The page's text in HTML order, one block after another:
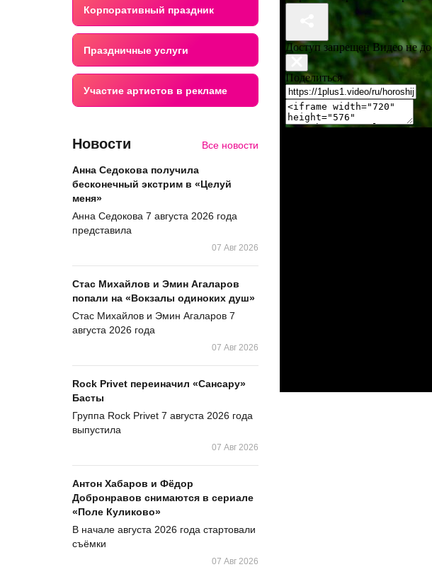
Корпоративный праздник
Праздничные услуги
Участие артистов в рекламе
Новости Все новости
Анна Седокова получила
бесконечный экстрим в «Целуй
меня»
Анна Седокова 7 августа 2026 года
представила
07 Авг 2026
Стас Михайлов и Эмин Агаларов
попали на «Вокзалы одиноких душ»
Стас Михайлов и Эмин Агаларов 7
августа 2026 года
07 Авг 2026
Rock Privet переиначил «Сансару»
Басты
Группа Rock Privet 7 августа 2026 года
выпустила
07 Авг 2026
Антон Хабаров и Фёдор
Добронравов снимаются в сериале
«Поле Куликово»
В начале августа 2026 года стартовали
съёмки
07 Авг 2026